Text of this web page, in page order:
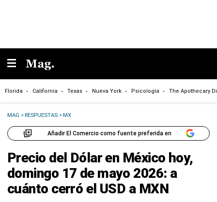
Florida California Texas Nueva York Psicología The Apothecary
MAG >RESPUESTAS >MX
Añadir El Comercio como fuente preferida en
Precio del Dólar en México hoy,
domingo 17 de mayo 2026: a
cuánto cerró el USD a MXN